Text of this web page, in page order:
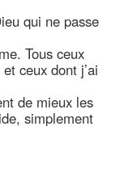
qui ne passe
Tous ceux
ceux dont j’ai
de mieux les
simplement